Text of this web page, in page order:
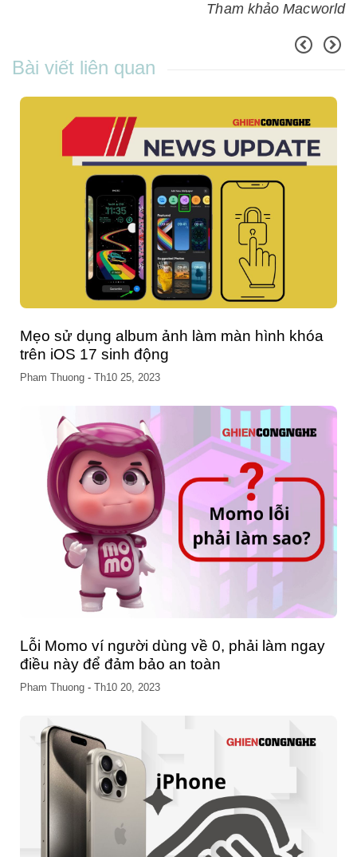
Tham khảo Macworld
Bài viết liên quan
iPhone bị lỗi bảo mật, cập nhật iOS 16.7.1
ngay nếu không quá muộn
Pham Thuong-Th10 17, 2023
Dung lượng iPhone báo đầy? Mẹo giải phóng
dung lượng iPhone trong ‘nháy mắt’
Pham Thuong-Th10 15, 2023